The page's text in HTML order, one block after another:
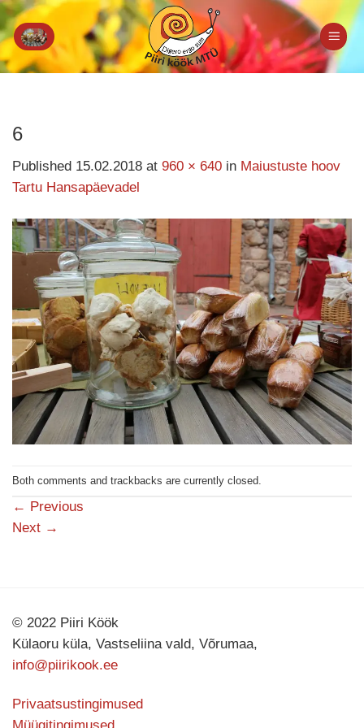
Skip
to
content
6
Published 15.02.2018 at 960 × 640 in Maiustuste hoov
Tartu Hansapäevadel
Both comments and trackbacks are currently closed.
← Previous
Next →
© 2022 Piiri Köök
Külaoru küla, Vastseliina vald, Võrumaa,
info@piirikook.ee
Privaatsustingimused